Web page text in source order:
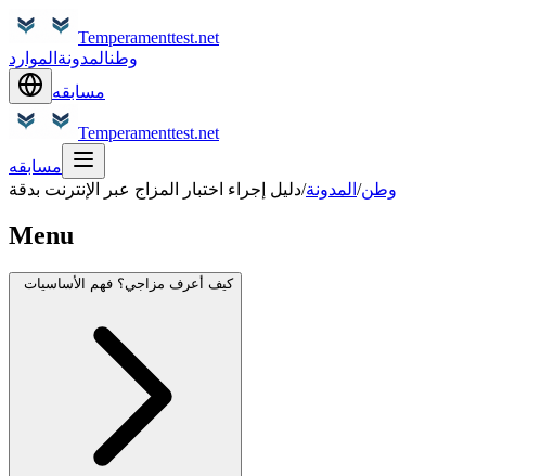
Temperamenttest.net
وطنالمدونة الموارد
مسابقه
Temperamenttest.net
مسابقه
وطن/ المدونة/دليل إجراء اختبار المزاج عبر الإنترنت بدقة
Menu
كيف أعرف مزاجي؟ فهم الأساسيات